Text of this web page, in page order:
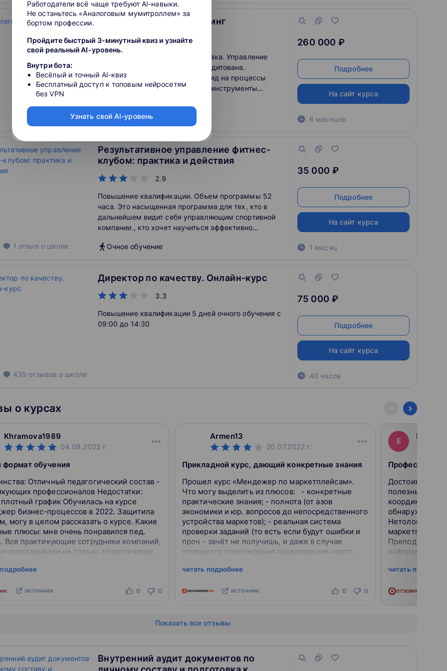
Стратегический маркетинг
2.9
Профессиональная переподготовка. Управление
маркетингом. Программа аккредитована.
Формирует стратегический взгляд на процессы
компании и ее окружение, дает инструменты
функцией, в т.ч. в диджитал-среде.
Систематизирует практический опыт и знания в
Очное обучение
260 000 ₽
Подробнее
На сайт курса
6 месяцев
1 отзыв о школе
Результативное управление фитнес-
клубом: практика и действия
2.9
Повышение квалификации. Объем программы 52
часа. Это насыщенная программа для тех, кто в
дальнейшем видит себя управляющим спортивной
компании., кто хочет научиться эффективно
продвижению по карьерной лестнице в фитнес-
Очное обучение
35 000 ₽
Подробнее
На сайт курса
1 месяц
439 отзывов о школе
Директор по качеству. Онлайн-курс
3.3
Повышение квалификации 5 дней очного обучения c
09:00 до 14:30
75 000 ₽
Подробнее
На сайт курса
40 часов
о курсах
Khramova1989
04.08.2022 г.
обучения
состав -
профессионалов Недостатки:
график Обучилась на курсе
бизнес-процессов в 2022. Защитила
могу в целом рассказать о курсе. Какие
плюсы: мне очень понравился пед.
Все практикующие сотрудники компаний,
рассказывали не только теоретическую
источник 0 0
Armen13
20.07.2022 г.
Прикладной курс, дающий конкретные знания
Прошел курс «Мендежер по маркетплейсам».
Что могу выделить из плюсов: - конкретные
практические знания; - полнота (от азов
экономики и юр. вопросов до непосредственного
устройства маркетов); - реальная система
проверки заданий (то есть если будут ошибки и
проч - зачёт не получишь, и даже в случае
успешного прохождения проверяющие часто
бессрочный доступ ко всем...
читать подробнее
источник 0 0
E
Достоинства: Программа обучения, много
полезных
координаторы
обнаружил. Очень доволен, что выбрал
Нетологию.
информацию
все свои
читать
Показать все отзывы
Внутренний аудит документов по
Работодатели всё чаще требуют AI-навыки.
Не останьтесь «Аналоговым мумитроллем» за
бортом профессии.
Пройдите быстрый 3-минутный квиз и узнайте
свой реальный AI-уровень.
Внутри бота:
Весёлый и точный AI-квиз
Бесплатный доступ к топовым нейросетям
без VPN
Узнать свой AI-уровень